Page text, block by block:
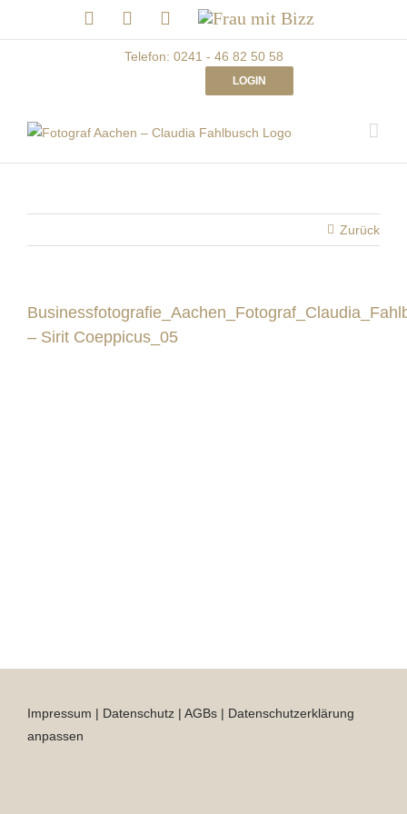
LinkedInFacebookInstagram
Frau
mit
Bizz
Telefon: 0241 - 46 82 50 58
LOGIN
Zurück
– Sirit Coeppicus_05
Impressum | Datenschutz | AGBs | Datenschutzerklärung
anpassen